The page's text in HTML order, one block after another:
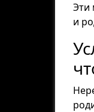
Эти
и